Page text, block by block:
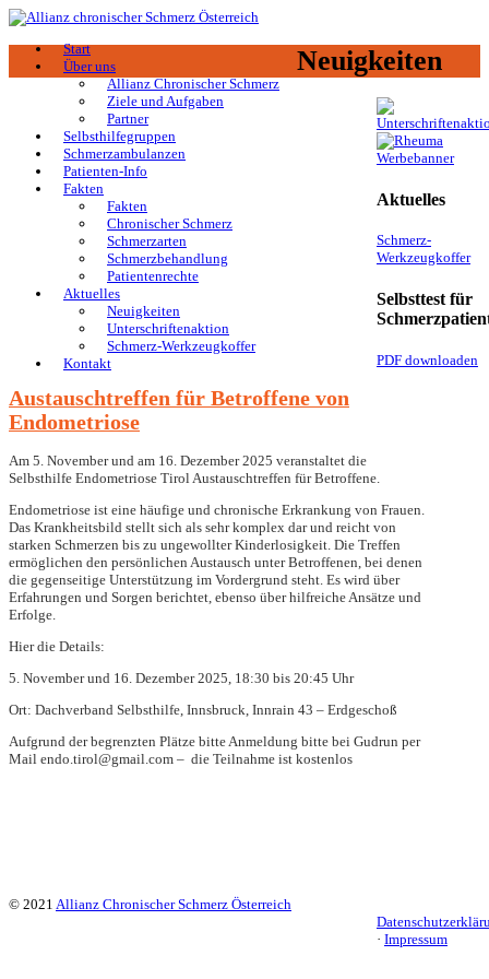
Start
Über uns
Allianz Chronischer Schmerz
Ziele und Aufgaben
Partner
Selbsthilfegruppen
Schmerzambulanzen
Patienten-Info
Fakten
Fakten
Chronischer Schmerz
Schmerzarten
Schmerzbehandlung
Patientenrechte
Aktuelles
Neuigkeiten
Unterschriftenaktion
Schmerz-Werkzeugkoffer
Kontakt
Neuigkeiten
Aktuelles
Schmerz-
Werkzeugkoffer
Selbsttest für
PDF downloaden
Austauschtreffen für Betroffene von
Endometriose
Am 5. November und am 16. Dezember 2025 veranstaltet die
Selbsthilfe Endometriose Tirol Austauschtreffen für Betroffene.
Endometriose ist eine häufige und chronische Erkrankung von Frauen.
Das Krankheitsbild stellt sich als sehr komplex dar und reicht von
starken Schmerzen bis zu ungewollter Kinderlosigkeit. Die Treffen
ermöglichen den persönlichen Austausch unter Betroffenen, bei denen
die gegenseitige Unterstützung im Vordergrund steht. Es wird über
Erfahrungen und Sorgen berichtet, ebenso über hilfreiche Ansätze und
Erfolge.
Hier die Details:
5. November und 16. Dezember 2025, 18:30 bis 20:45 Uhr
Ort: Dachverband Selbsthilfe, Innsbruck, Innrain 43 – Erdgeschoß
Aufgrund der begrenzten Plätze bitte Anmeldung bitte bei Gudrun per
Mail endo.tirol@gmail.com – die Teilnahme ist kostenlos
© 2021 Allianz Chronischer Schmerz Österreich
· Impressum